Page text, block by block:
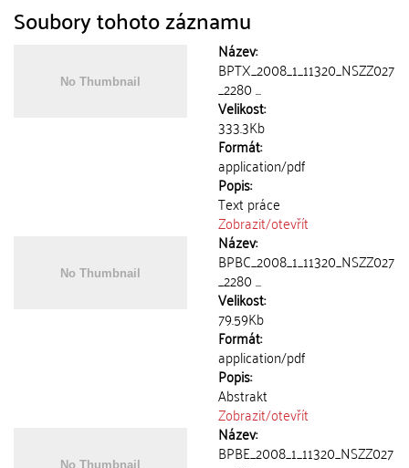
Soubory tohoto záznamu
Název:
BPTX_2008_1_11320_NSZZ027
_2280 ...
Velikost:
333.3Kb
Formát:
application/pdf
Popis:
Text práce
Zobrazit/otevřít
Název:
BPBC_2008_1_11320_NSZZ027
_2280 ...
Velikost:
79.59Kb
Formát:
application/pdf
Popis:
Abstrakt
Zobrazit/otevřít
Název:
BPBE_2008_1_11320_NSZZ027